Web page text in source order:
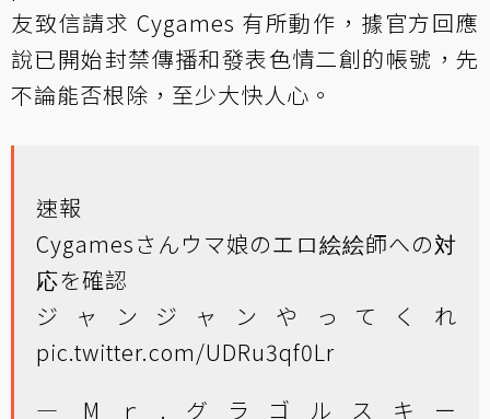
友致信請求 Cygames 有所動作，據官方回應
說已開始封禁傳播和發表色情二創的帳號，先
不論能否根除，至少大快人心。
速報
Cygamesさんウマ娘のエロ絵絵師への対
応を確認
ジャンジャンやってくれ
pic.twitter.com/UDRu3qf0Lr
— Mｒ.グラゴルスキー